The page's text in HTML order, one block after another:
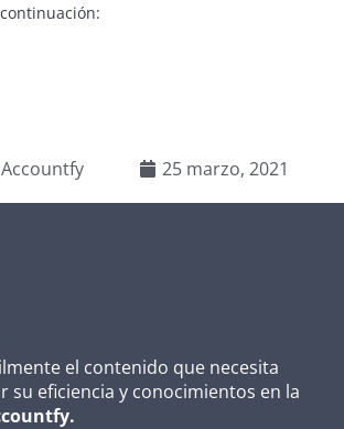
25 marzo, 2021
el contenido que necesita
su eficiencia y conocimientos en la